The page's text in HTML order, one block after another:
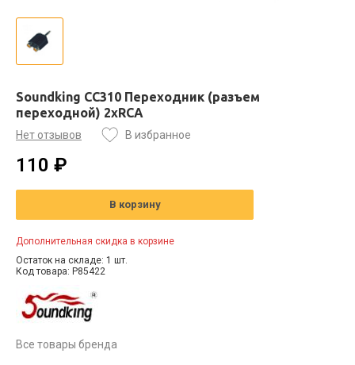
Soundking CC310 Переходник (разъем
переходной) 2xRCA
Нет отзывов В избранное
110 ₽
В корзину
Дополнительная скидка в корзине
Остаток на складе: 1 шт.
Код товара: P85422
Все товары бренда